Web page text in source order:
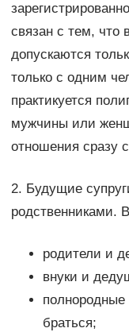
связан с тем, что
допускаются
только с одним
практикуется
мужчины или
отношения сразу
2. Будущие
родственниками.
родители и
внуки и
браться;